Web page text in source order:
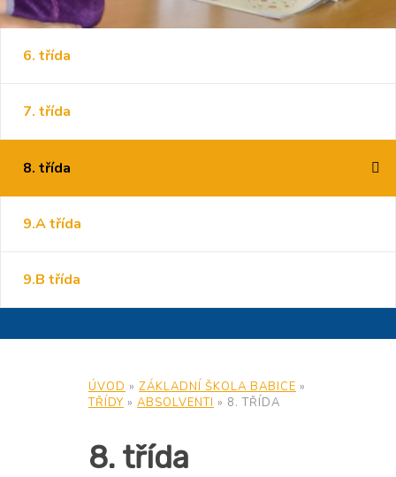
6. třída
7. třída
8. třída
9.A třída
9.B třída
ÚVOD » ZÁKLADNÍ ŠKOLA BABICE »
TŘÍDY » ABSOLVENTI » 8. TŘÍDA
8. třída